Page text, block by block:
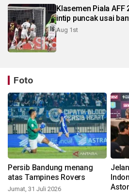
Klasemen Piala AFF
intip puncak usai
Aug 1st
Foto
Persib Bandung menang
atas Tampines Rovers
Jumat, 31 Juli 2026